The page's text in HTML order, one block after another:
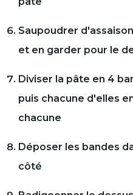
Saupoudrer
et en garder pour le
Diviser la pâte en 4
puis chacune d'elles
chacune
Déposer les bandes
côté